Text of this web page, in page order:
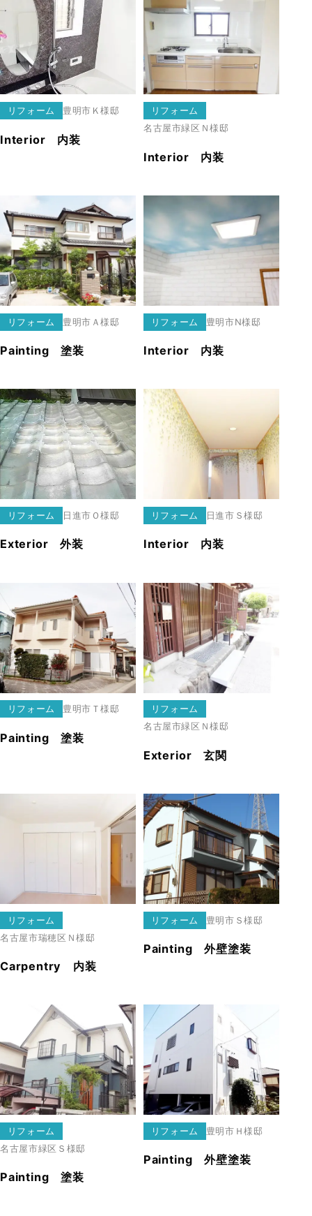
リフォーム 豊明市 Ｋ様邸
Interior 内装
リフォーム
名古屋市緑区 Ｎ様邸
Interior 内装
リフォーム 豊明市 Ａ様邸
Painting 塗装
リフォーム 豊明市N様邸
Interior 内装
リフォーム 日進市 Ｏ様邸
Exterior 外装
リフォーム 日進市 Ｓ様邸
Interior 内装
リフォーム 豊明市 Ｔ様邸
Painting 塗装
リフォーム
名古屋市緑区 Ｎ様邸
Exterior 玄関
リフォーム
名古屋市瑞穂区 Ｎ様邸
Carpentry 内装
リフォーム 豊明市 Ｓ様邸
Painting 外壁塗装
リフォーム
名古屋市緑区 Ｓ様邸
Painting 塗装
リフォーム 豊明市 Ｈ様邸
Painting 外壁塗装